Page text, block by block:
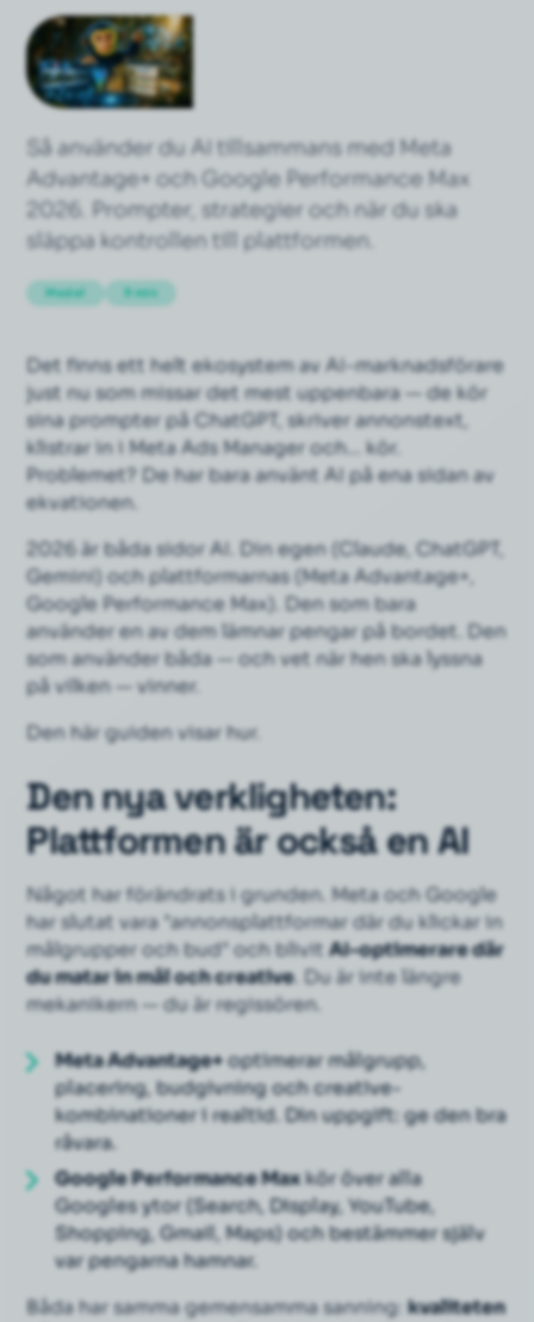
Så använder du AI tillsammans med Meta
Advantage+ och Google Performance Max
2026. Prompter, strategier och när du ska
släppa kontrollen till plattformen.
Medel 9 min
Det finns ett helt ekosystem av AI-marknadsförare
just nu som missar det mest uppenbara — de kör
sina prompter på ChatGPT, skriver annonstext,
klistrar in i Meta Ads Manager och… kör.
Problemet? De har bara använt AI påena sidan av
ekvationen.
2026 ärbådasidor AI. Din egen (Claude, ChatGPT,
Gemini) och plattformarnas (Meta Advantage+,
Google Performance Max). Den som bara
använder en av dem lämnar pengar på bordet. Den
som använder båda — och vet när hen ska lyssna
på vilken — vinner.
Den här guiden visar hur.
Den nya verkligheten:
Plattformen är också en AI
Något har förändrats i grunden. Meta och Google
har slutat vara "annonsplattformar där du klickar in
målgrupper och bud" och blivitAI-optimerare där
du matar in mål och creative. Du är inte längre
mekanikern — du är regissören.
Meta Advantage+optimerar målgrupp,
placering, budgivning och creative-
kombinationer i realtid. Din uppgift: ge den bra
råvara.
Google Performance Maxkör över alla
Googles ytor (Search, Display, YouTube,
Shopping, Gmail, Maps) och bestämmer själv
var pengarna hamnar.
Båda har samma gemensamma sanning:kvaliteten